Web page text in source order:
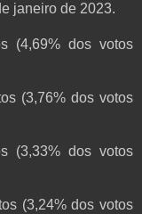
janeiro de 2023.
(4,69% dos votos
(3,76% dos votos
(3,33% dos votos
(3,24% dos votos